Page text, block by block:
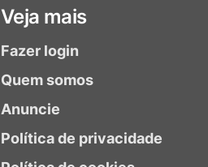
Veja mais
Fazer login
Quem somos
Anuncie
Política de privacidade